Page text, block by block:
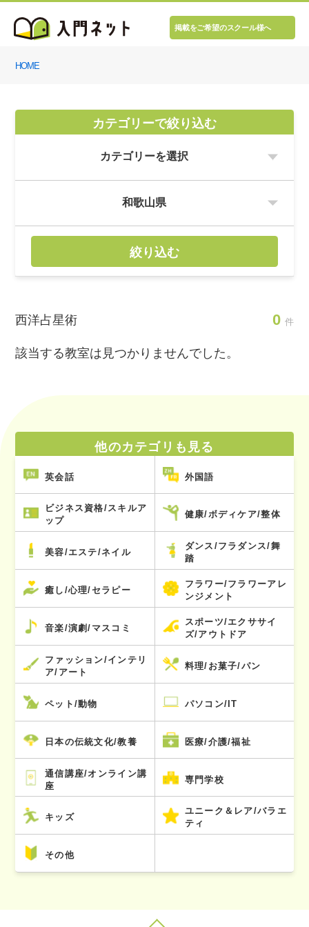
掲載をご希望のスクール様へ
HOME
カテゴリーで絞り込む
絞り込む
西洋占星術 0 件
該当する教室は見つかりませんでした。
他のカテゴリも見る
英会話 外国語
ビジネス資格/スキルア
ップ
健康/ボディケア/整体
美容/エステ/ネイル
ダンス/フラダンス/舞
踏
癒し/心理/セラピー
フラワー/フラワーアレ
ンジメント
音楽/演劇/マスコミ
スポーツ/エクササイ
ズ/アウトドア
ファッション/インテリ
ア/アート
料理/お菓子/パン
ペット/動物 パソコン/IT
日本の伝統文化/教養 医療/介護/福祉
通信講座/オンライン講
座
専門学校
キッズ
ユニーク＆レア/バラエ
ティ
その他